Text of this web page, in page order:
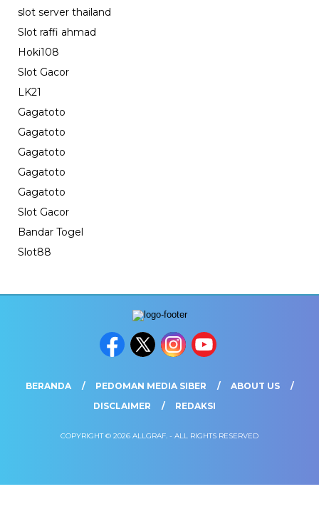
slot server thailand
Slot raffi ahmad
Hoki108
Slot Gacor
LK21
Gagatoto
Gagatoto
Gagatoto
Gagatoto
Gagatoto
Slot Gacor
Bandar Togel
Slot88
BERANDA PEDOMAN MEDIA SIBER
ABOUT US
DISCLAIMER
REDAKSI
COPYRIGHT © 2026 ALLGRAF. - ALL RIGHTS RESERVED